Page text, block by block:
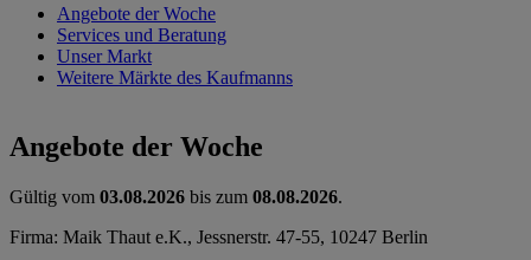
Angebote der Woche
Services und Beratung
Unser Markt
Weitere Märkte des Kaufmanns
Angebote der Woche
Gültig vom 03.08.2026 bis zum 08.08.2026.
Firma: Maik Thaut e.K., Jessnerstr. 47-55, 10247 Berlin